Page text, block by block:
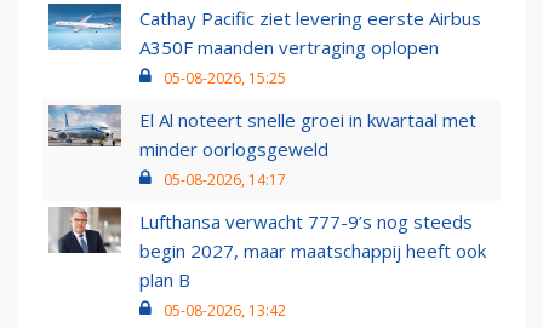
Cathay Pacific ziet levering eerste Airbus
A350F maanden vertraging oplopen
05-08-2026, 15:25
El Al noteert snelle groei in kwartaal met
minder oorlogsgeweld
05-08-2026, 14:17
Lufthansa verwacht 777-9’s nog steeds
begin 2027, maar maatschappij heeft ook
plan B
05-08-2026, 13:42